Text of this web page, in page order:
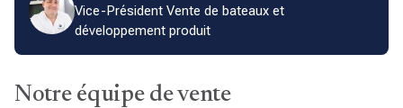
Vice-Président Vente de bateaux et
développement produit
Notre équipe de vente